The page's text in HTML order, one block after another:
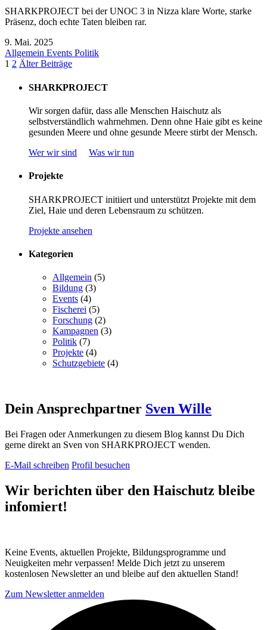
SHARKPROJECT bei der UNOC 3 in Nizza klare Worte, starke
Präsenz, doch echte Taten bleiben rar.
9. Mai. 2025
Allgemein Events Politik
1 2 Älter Beiträge
SHARKPROJECT
Wir sorgen dafür, dass alle Menschen Haischutz als
selbstverständlich wahrnehmen. Denn ohne Haie gibt es keine
gesunden Meere und ohne gesunde Meere stirbt der Mensch.
Wer wir sind
Was wir tun
Projekte
SHARKPROJECT initiiert und unterstützt Projekte mit dem
Ziel, Haie und deren Lebensraum zu schützen.
Projekte ansehen
Kategorien
Allgemein (5)
Bildung (3)
Events (4)
Fischerei (5)
Forschung (2)
Kampagnen (3)
Politik (7)
Projekte (4)
Schutzgebiete (4)
Dein Ansprechpartner Sven Wille
Bei Fragen oder Anmerkungen zu diesem Blog kannst Du Dich
gerne direkt an Sven von SHARKPROJECT wenden.
E-Mail schreiben Profil besuchen
Wir berichten über den Haischutz bleibe
infomiert!
Keine Events, aktuellen Projekte, Bildungsprogramme und
Neuigkeiten mehr verpassen! Melde Dich jetzt zu unserem
kostenlosen Newsletter an und bleibe auf den aktuellen Stand!
Zum Newsletter anmelden